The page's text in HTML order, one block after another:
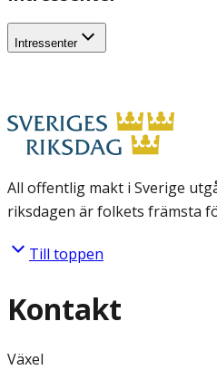
Intressenter
All offentlig makt i Sverige
riksdagen är folkets främsta
Till toppen
Kontakt
Växel